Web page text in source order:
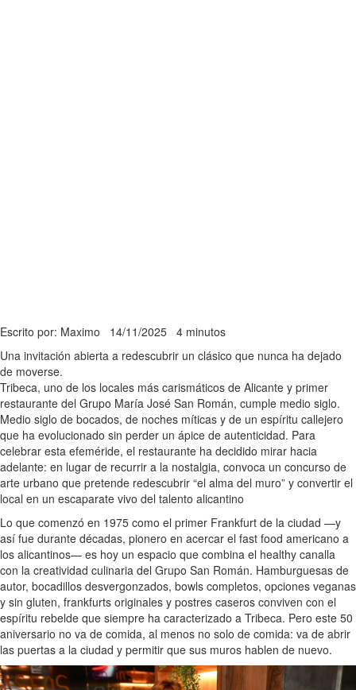
Escrito por: Maximo 14/11/2025 4 minutos
Una invitación abierta a redescubrir un clásico que nunca ha dejado
de moverse.
Tribeca, uno de los locales más carismáticos de Alicante y primer
restaurante del Grupo María José San Román, cumple medio siglo.
Medio siglo de bocados, de noches míticas y de un espíritu callejero
que ha evolucionado sin perder un ápice de autenticidad. Para
celebrar esta efeméride, el restaurante ha decidido mirar hacia
adelante: en lugar de recurrir a la nostalgia, convoca un concurso de
arte urbano que pretende redescubrir “el alma del muro” y convertir el
local en un escaparate vivo del talento alicantino
Lo que comenzó en 1975 como el primer Frankfurt de la ciudad —y
así fue durante décadas, pionero en acercar el fast food americano a
los alicantinos— es hoy un espacio que combina el healthy canalla
con la creatividad culinaria del Grupo San Román. Hamburguesas de
autor, bocadillos desvergonzados, bowls completos, opciones veganas
y sin gluten, frankfurts originales y postres caseros conviven con el
espíritu rebelde que siempre ha caracterizado a Tribeca. Pero este 50
aniversario no va de comida, al menos no solo de comida: va de abrir
las puertas a la ciudad y permitir que sus muros hablen de nuevo.